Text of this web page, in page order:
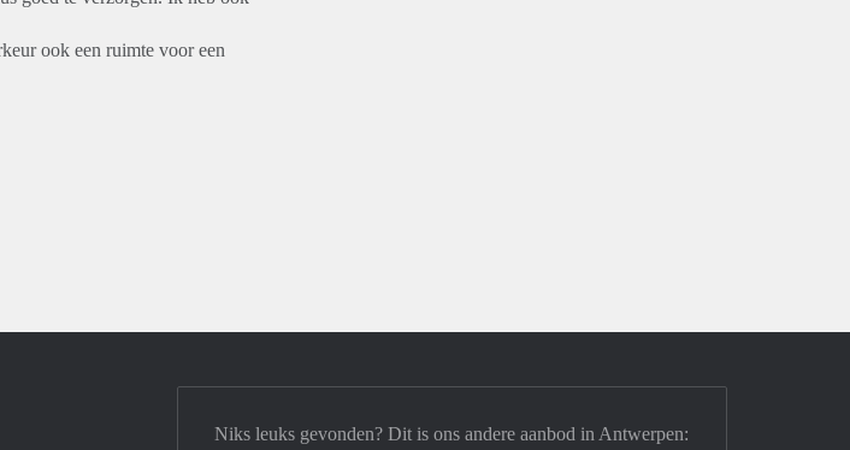
ook een ruimte voor een
Niks leuks gevonden? Dit is ons andere aanbod in Antwerpen: